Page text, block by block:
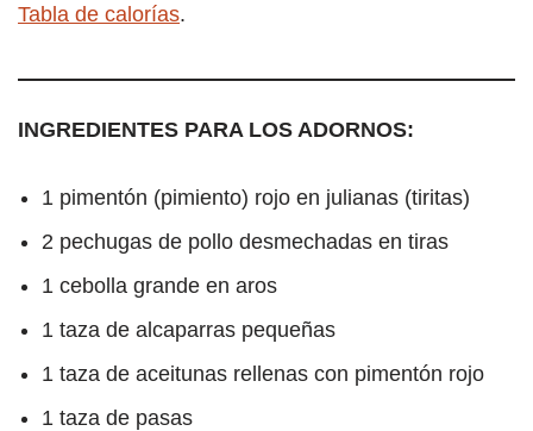
Tabla de calorías.
INGREDIENTES PARA LOS ADORNOS:
1 pimentón (pimiento) rojo en julianas (tiritas)
2 pechugas de pollo desmechadas en tiras
1 cebolla grande en aros
1 taza de alcaparras pequeñas
1 taza de aceitunas rellenas con pimentón rojo
1 taza de pasas